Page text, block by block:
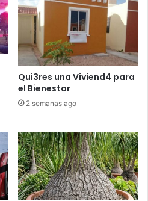
Qui3res una Viviend4 para
el Bienestar
2 semanas ago